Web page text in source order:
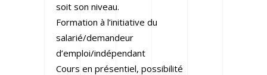
soit son niveau.
Formation à l’initiative du
salarié/demandeur
d’emploi/indépendant
Cours en présentiel, possibilité